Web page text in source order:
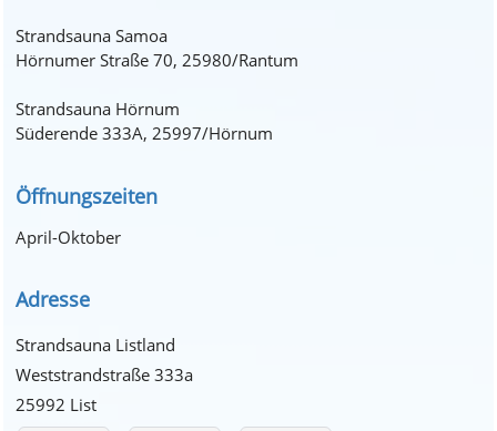
Strandsauna Samoa
Hörnumer Straße 70, 25980/Rantum
Strandsauna Hörnum
Süderende 333A, 25997/Hörnum
Öffnungszeiten
April-Oktober
Adresse
Strandsauna Listland
Weststrandstraße 333a
25992 List